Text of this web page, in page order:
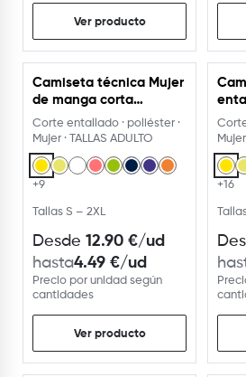
Ver producto
Camiseta técnica Mujer
de manga corta
entallada de poliéster
Corte entallado · poliéster ·
Mujer · TALLAS ADULTO
+9
Tallas S – 2XL
Desde 12.90 €/ud
hasta4.49 €/ud
Precio por unidad según
cantidades
Ver producto
Mujer
+16